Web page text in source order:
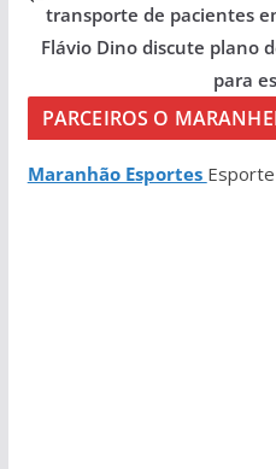
transporte de pacientes
Flávio Dino discute plano
para
PARCEIROS O
Maranhão Esportes